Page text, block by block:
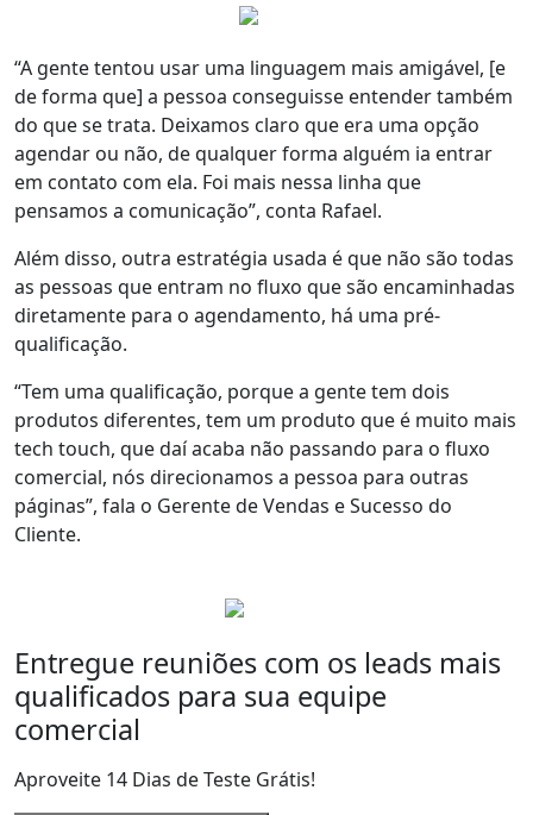
“A gente tentou usar uma linguagem mais amigável, [e
de forma que] a pessoa conseguisse entender também
do que se trata. Deixamos claro que era uma opção
agendar ou não, de qualquer forma alguém ia entrar
em contato com ela. Foi mais nessa linha que
pensamos a comunicação”, conta Rafael.
Além disso, outra estratégia usada é que não são todas
as pessoas que entram no fluxo que são encaminhadas
diretamente para o agendamento, há uma pré-
qualificação.
“Tem uma qualificação, porque a gente tem dois
produtos diferentes, tem um produto que é muito mais
tech touch, que daí acaba não passando para o fluxo
comercial, nós direcionamos a pessoa para outras
páginas”, fala o Gerente de Vendas e Sucesso do
Cliente.
Entregue reuniões com os leads mais
qualificados para sua equipe
comercial
Aproveite 14 Dias de Teste Grátis!